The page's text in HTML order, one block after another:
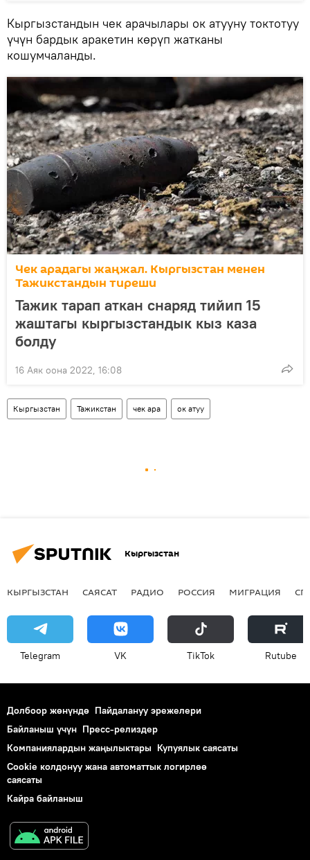
Кыргызстандын чек арачылары ок атууну токтотуу
үчүн бардык аракетин көрүп жатканы
кошумчаланды.
Чек арадагы жаңжал. Кыргызстан менен
Тажикстандын тиреши
Тажик тарап аткан снаряд тийип 15
жаштагы кыргызстандык кыз каза
болду
16 Аяк оона 2022, 16:08
Кыргызстан Тажикстан чек ара ок атуу
Кыргызстан
КЫРГЫЗСТАН САЯСАТ РАДИО РОССИЯ МИГРАЦИЯ
Telegram VK ТikТоk Rutube
Долбоор жөнүндө Пайдалануу эрежелери
Байланыш үчүн Пресс-релиздер
Компаниялардын жаңылыктары Купуялык саясаты
Cookie колдонуу жана автоматтык логирлөө
саясаты
Кайра байланыш